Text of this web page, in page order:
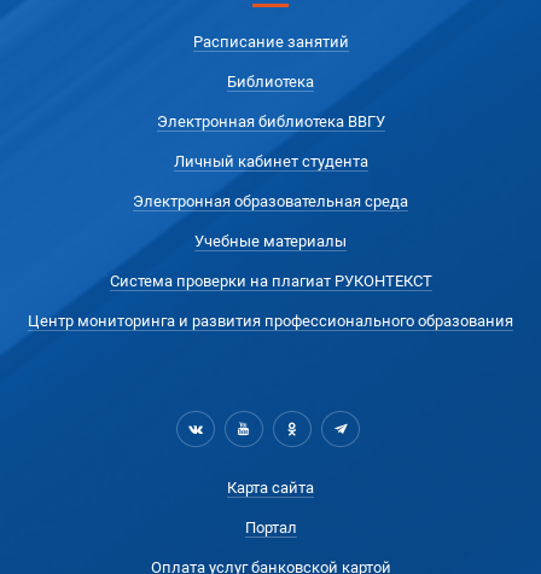
Расписание занятий
Библиотека
Электронная библиотека ВВГУ
Личный кабинет студента
Электронная образовательная среда
Учебные материалы
Система проверки на плагиат РУКОНТЕКСТ
Центр мониторинга и развития профессионального образования
Карта сайта
Портал
Оплата услуг банковской картой